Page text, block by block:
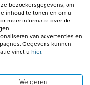
bezoekersgegevens, om
inhoud te tonen en om u
meer informatie over de
van advertenties en
Gegevens kunnen
vindt u hier.
Weigeren